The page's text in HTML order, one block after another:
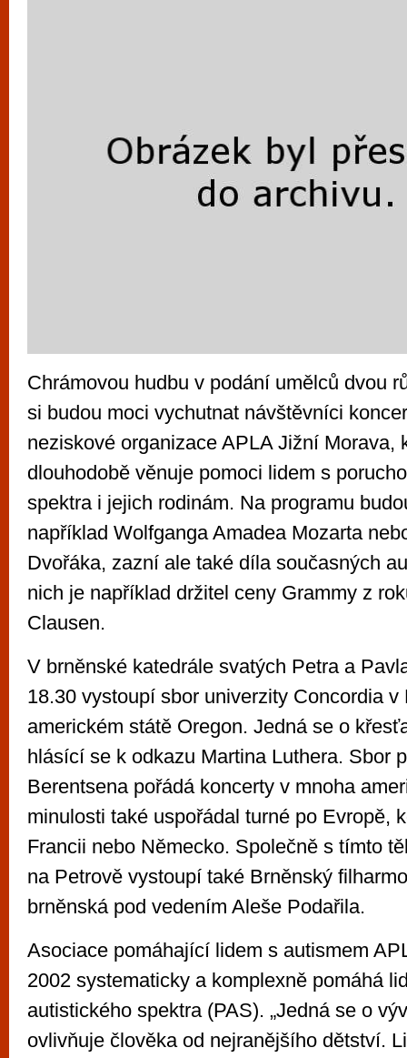
Chrámovou hudbu v podání umělců dvou
si budou moci vychutnat návštěvníci
neziskové organizace APLA Jižní Morava,
dlouhodobě věnuje pomoci lidem s
spektra i jejich rodinám. Na programu
například Wolfganga Amadea Mozarta
Dvořáka, zazní ale také díla současných
nich je například držitel ceny Grammy z
Clausen.
V brněnské katedrále svatých Petra a
18.30 vystoupí sbor univerzity Concordia v
americkém státě Oregon. Jedná se o
hlásící se k odkazu Martina Luthera. Sbor
Berentsena pořádá koncerty v mnoha
minulosti také uspořádal turné po Evropě,
Francii nebo Německo. Společně s tímto
na Petrově vystoupí také Brněnský
brněnská pod vedením Aleše Podařila.
Asociace pomáhající lidem s autismem
2002 systematicky a komplexně pomáhá
autistického spektra (PAS). „Jedná se o
ovlivňuje člověka od nejranějšího dětství.